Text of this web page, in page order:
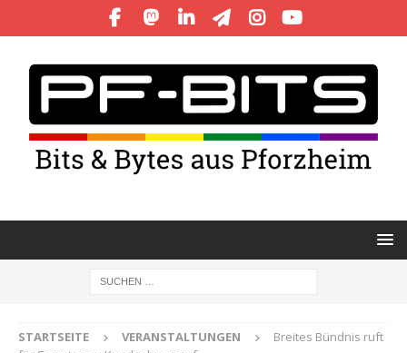
STARTSEITE VERANSTALTUNGEN
Breites Bündnis ruft